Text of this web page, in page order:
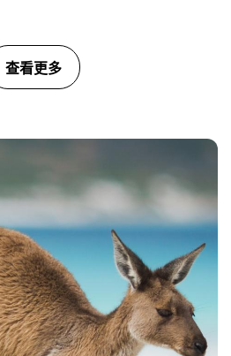
查看更多